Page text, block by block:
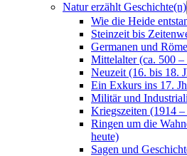
Natur erzählt Geschichte(n)
Wie die Heide
Steinzeit bis
Germanen und
Mittelalter (ca. 500 –
Neuzeit (16. bis 18.
Ein Exkurs ins 17.
Militär und
Kriegszeiten (1914
Ringen um die
heute)
Sagen und